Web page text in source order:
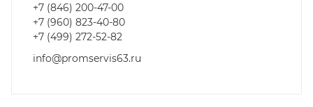
+7 (846) 200-47-00
+7 (960) 823-40-80
+7 (499) 272-52-82
info@promservis63.ru